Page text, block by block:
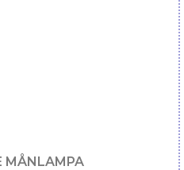
MÅNLAMPA